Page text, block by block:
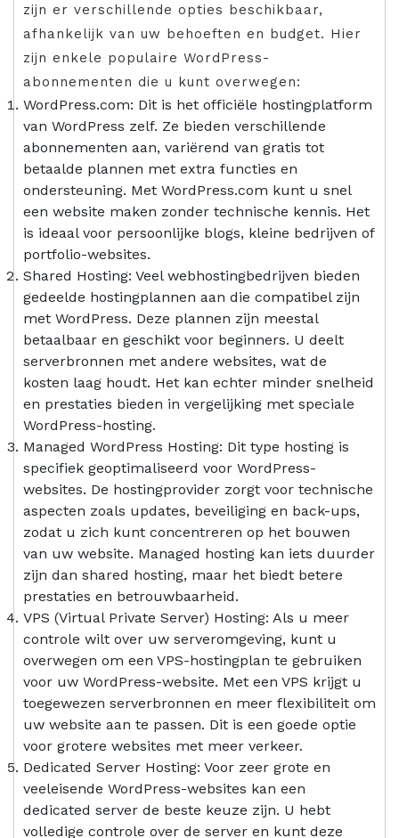
zijn er verschillende opties beschikbaar,
afhankelijk van uw behoeften en budget. Hier
zijn enkele populaire WordPress-
abonnementen die u kunt overwegen:
WordPress.com: Dit is het officiële hostingplatform
van WordPress zelf. Ze bieden verschillende
abonnementen aan, variërend van gratis tot
betaalde plannen met extra functies en
ondersteuning. Met WordPress.com kunt u snel
een website maken zonder technische kennis. Het
is ideaal voor persoonlijke blogs, kleine bedrijven of
portfolio-websites.
Shared Hosting: Veel webhostingbedrijven bieden
gedeelde hostingplannen aan die compatibel zijn
met WordPress. Deze plannen zijn meestal
betaalbaar en geschikt voor beginners. U deelt
serverbronnen met andere websites, wat de
kosten laag houdt. Het kan echter minder snelheid
en prestaties bieden in vergelijking met speciale
WordPress-hosting.
Managed WordPress Hosting: Dit type hosting is
specifiek geoptimaliseerd voor WordPress-
websites. De hostingprovider zorgt voor technische
aspecten zoals updates, beveiliging en back-ups,
zodat u zich kunt concentreren op het bouwen
van uw website. Managed hosting kan iets duurder
zijn dan shared hosting, maar het biedt betere
prestaties en betrouwbaarheid.
VPS (Virtual Private Server) Hosting: Als u meer
controle wilt over uw serveromgeving, kunt u
overwegen om een VPS-hostingplan te gebruiken
voor uw WordPress-website. Met een VPS krijgt u
toegewezen serverbronnen en meer flexibiliteit om
uw website aan te passen. Dit is een goede optie
voor grotere websites met meer verkeer.
Dedicated Server Hosting: Voor zeer grote en
veeleisende WordPress-websites kan een
dedicated server de beste keuze zijn. U hebt
volledige controle over de server en kunt deze